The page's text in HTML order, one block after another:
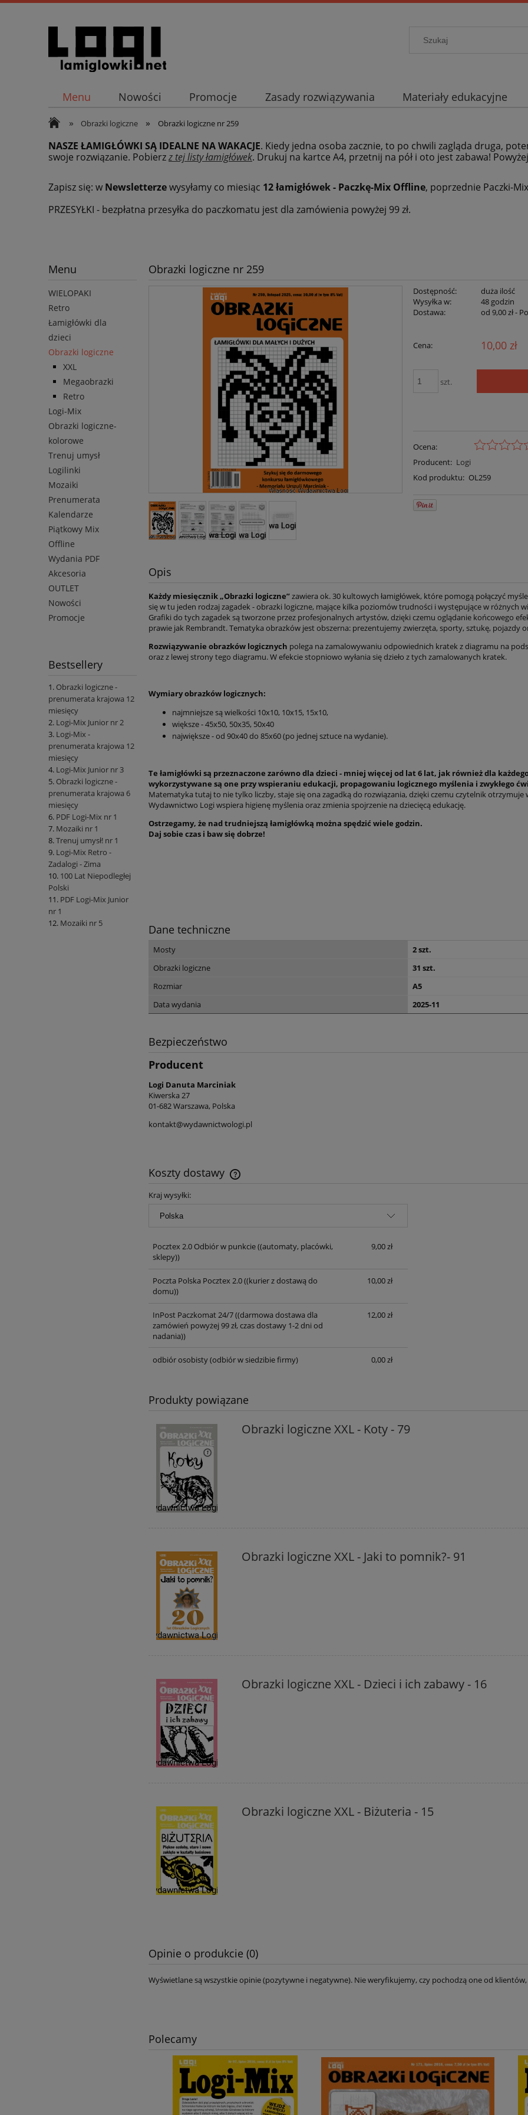
Menu Nowości Promocje Zasady rozwiązywania Materiały edukacyjne
» Obrazki logiczne » Obrazki logiczne nr 259
NASZE ŁAMIGŁÓWKI SĄ IDEALNE NA WAKACJE. Kiedy jedna osoba zacznie, to po chwili zagląda druga,
swoje rozwiązanie. Pobierzz tej listy łamigłówek. Drukuj na kartce A4, przetnij na pół i oto jest zabawa!
Zapisz się: w Newsletterzewysyłamy co miesiąc 12 łamigłówek - Paczkę-Mix Offline, poprzednie Paczki-Mix
PRZESYŁKI - bezpłatna przesyłka do paczkomatu jest dla zamówienia powyżej 99 zł.
Menu
WIELOPAKI
Retro
Łamigłówki dla
dzieci
Obrazki logiczne
XXL
Megaobrazki
Retro
Logi-Mix
Obrazki logiczne-
kolorowe
Trenuj umysł
Logilinki
Mozaiki
Prenumerata
Kalendarze
Piątkowy Mix
Offline
Wydania PDF
Akcesoria
OUTLET
Nowości
Promocje
Bestsellery
Obrazki logiczne -
prenumerata krajowa 12
miesięcy
Logi-Mix Junior nr 2
Logi-Mix -
prenumerata krajowa 12
miesięcy
Logi-Mix Junior nr 3
Obrazki logiczne -
prenumerata krajowa 6
miesięcy
PDF Logi-Mix nr 1
Mozaiki nr 1
Trenuj umysł! nr 1
Logi-Mix Retro -
Zadalogi - Zima
100 Lat Niepodległej
Polski
PDF Logi-Mix Junior
nr 1
Mozaiki nr 5
Obrazki logiczne nr 259
Dostępność:
duża ilość
Wysyłka w:
48 godzin
Dostawa:
od 9,00 zł-
Cena: 10,00 zł
szt.
Ocena:
Producent: Logi
Kod produktu: OL259
Opis
Każdy miesięcznik „Obrazki logiczne”zawiera ok. 30 kultowych łamigłówek, które pomogą połączyć
się w tu jeden rodzaj zagadek - obrazki logiczne, mające kilka poziomów trudności i występujące w różnych
Grafiki do tych zagadek są tworzone przez profesjonalnych artystów, dzięki czemu oglądanie końcowego
prawie jak Rembrandt. Tematyka obrazków jest obszerna: prezentujemy zwierzęta, sporty, sztukę, pojazdy
Rozwiązywanie obrazków logicznych polega na zamalowywaniu odpowiednich kratek z diagramu na
oraz z lewej strony tego diagramu. W efekcie stopniowo wyłania się dzieło z tych zamalowanych kratek.
Wymiary obrazków logicznych:
najmniejsze są wielkości 10x10, 10x15, 15x10,
większe - 45x50, 50x35, 50x40
największe - od 90x40 do 85x60 (po jednej sztuce na wydanie).
Te łamigłówki są przeznaczone zarówno dla dzieci - mniej więcej od lat 6 lat, jak również dla
wykorzystywane są one przy wspieraniu edukacji, propagowaniu logicznego myślenia i zwykłego
Matematyka tutaj to nie tylko liczby, staje się ona zagadką do rozwiązania, dzięki czemu czytelnik otrzymuje
Wydawnictwo Logi wspiera higienę myślenia oraz zmienia spojrzenie na dziecięcą edukację.
Ostrzegamy, że nad trudniejszą łamigłówką można spędzić wiele godzin.
Daj sobie czas i baw się dobrze!
Dane techniczne
Mosty
2 szt.
Obrazki logiczne
31 szt.
Rozmiar
A5
Data wydania
2025-11
Bezpieczeństwo
Producent
Logi Danuta Marciniak
Kiwerska 27
01-682 Warszawa, Polska
kontakt@wydawnictwologi.pl
Koszty dostawy
Kraj wysyłki:
Pocztex 2.0 Odbiór w punkcie((automaty, placówki,
sklepy))
9,00 zł
Poczta Polska Pocztex 2.0((kurier z dostawą do
domu))
10,00 zł
InPost Paczkomat 24/7((darmowa dostawa dla
zamówień powyżej 99 zł, czas dostawy 1-2 dni od
nadania))
12,00 zł
odbiór osobisty(odbiór w siedzibie firmy) 0,00 zł
Produkty powiązane
Obrazki logiczne XXL - Koty - 79
Obrazki logiczne XXL - Jaki to pomnik?- 91
Obrazki logiczne XXL - Dzieci i ich zabawy - 16
Obrazki logiczne XXL - Biżuteria - 15
Opinie o produkcie (0)
Wyświetlane są wszystkie opinie (pozytywne i negatywne). Nie weryfikujemy, czy pochodzą one od
Polecamy